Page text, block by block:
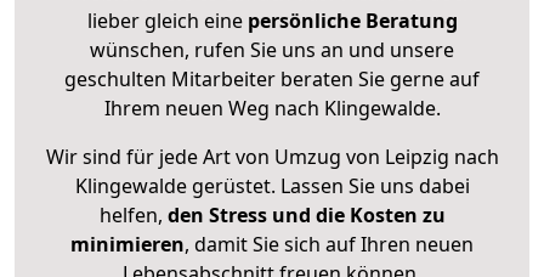
lieber gleich eine persönliche Beratung
wünschen, rufen Sie uns an und unsere
geschulten Mitarbeiter beraten Sie gerne auf
Ihrem neuen Weg nach Klingewalde.
Wir sind für jede Art von Umzug von Leipzig nach
Klingewalde gerüstet. Lassen Sie uns dabei
helfen, den Stress und die Kosten zu
minimieren, damit Sie sich auf Ihren neuen